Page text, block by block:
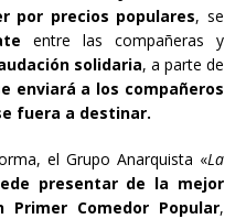
por precios populares, se
entre las compañeras y
solidaria, a parte de
enviará a los compañeros
fuera a destinar.
el Grupo Anarquista «La
presentar de la mejor
Comedor Popular,